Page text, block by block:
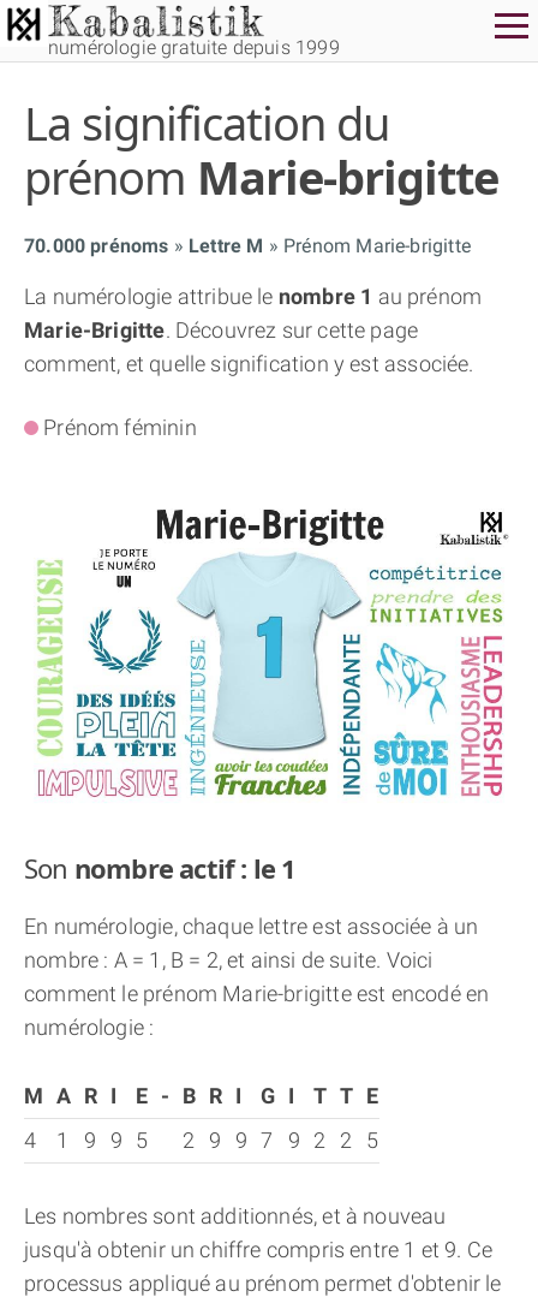
numérologie gratuite depuis 1999
La signification du
prénom Marie-brigitte
70.000 prénoms Lettre M Prénom Marie-brigitte
La numérologie attribue le nombre 1 au prénom
Marie-Brigitte. Découvrez sur cette page
comment, et quelle signification y est associée.
Prénom féminin
Son nombre actif : le 1
En numérologie, chaque lettre est associée à un
nombre : A = 1, B = 2, et ainsi de suite. Voici
comment le prénom Marie-brigitte est encodé en
numérologie :
M A R I E - B R I G I T T E
4
1 9 9 5 2 9 9 7 9 2 2 5
Les nombres sont additionnés, et à nouveau
jusqu'à obtenir un chiffre compris entre 1 et 9. Ce
processus appliqué au prénom permet d'obtenir le
THÈME GRATUIT
THÈME NUMÉROLOGIQUE APPROFONDI
THÈME TEMPOREL
THÈME « DOUBLE JE »
APPRENDRE LA NUMÉROLOGIE
EXPLORER LA NUMÉROLOGIE
70.000 PRÉNOMS
(À PROPOS)